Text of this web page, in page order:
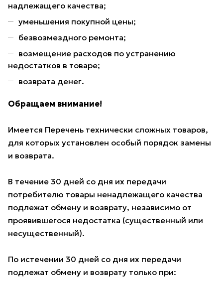
надлежащего качества;
уменьшения покупной цены;
безвозмездного ремонта;
возмещение расходов по устранению
недостатков в товаре;
возврата денег.
Обращаем внимание!
Имеется Перечень технически сложных товаров,
для которых установлен особый порядок замены
и возврата.
В течение 30 дней со дня их передачи
потребителю товары ненадлежащего качества
подлежат обмену и возврату, независимо от
проявившегося недостатка (существенный или
несущественный).
По истечении 30 дней со дня их передачи
подлежат обмену и возврату только при: